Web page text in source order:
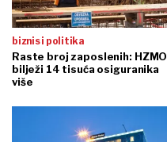
biznis i politika
Raste broj zaposlenih: HZMO
bilježi 14 tisuća osiguranika
više